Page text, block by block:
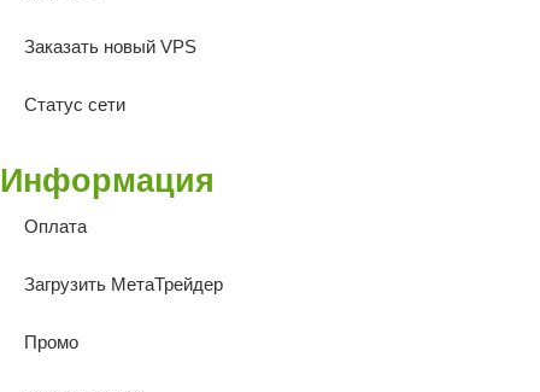
Заказать новый VPS
Статус сети
Информация
Оплата
Загрузить МетаТрейдер
Промо